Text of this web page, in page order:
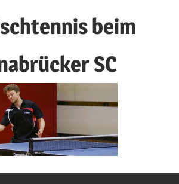
beim
SC